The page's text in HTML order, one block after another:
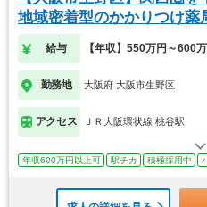
地域密着型のかかりつけ薬
給与 【年収】550万円～600
勤務地 大阪府 大阪市生野区
アクセス ＪＲ大阪環状線 桃谷駅
年収600万円以上可 駅チカ 積極採用中